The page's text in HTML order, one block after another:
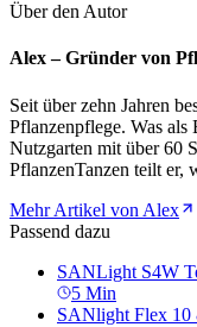
Über den Autor
Alex – Gründer von
Seit über zehn Jahren
Pflanzenpflege. Was als
Nutzgarten mit über 60
PflanzenTanzen teilt
Mehr Artikel von Alex
Passend dazu
SANLight S4W
5 Min
SANlight Flex 10